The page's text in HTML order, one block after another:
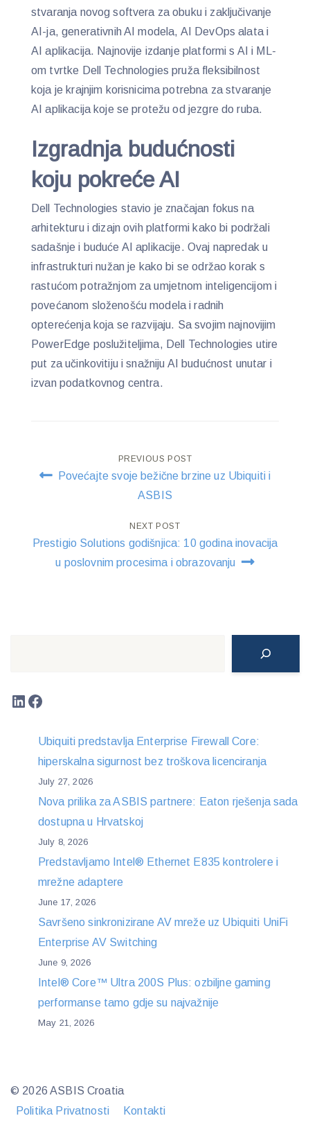
stvaranja novog softvera za obuku i zaključivanje
AI-ja, generativnih AI modela, AI DevOps alata i
AI aplikacija. Najnovije izdanje platformi s AI i ML-
om tvrtke Dell Technologies pruža fleksibilnost
koja je krajnjim korisnicima potrebna za stvaranje
AI aplikacija koje se protežu od jezgre do ruba.
Izgradnja budućnosti
koju pokreće AI
Dell Technologies stavio je značajan fokus na
arhitekturu i dizajn ovih platformi kako bi podržali
sadašnje i buduće AI aplikacije. Ovaj napredak u
infrastrukturi nužan je kako bi se održao korak s
rastućom potražnjom za umjetnom inteligencijom i
povećanom složenošću modela i radnih
opterećenja koja se razvijaju. Sa svojim najnovijim
PowerEdge poslužiteljima, Dell Technologies utire
put za učinkovitiju i snažniju AI budućnost unutar i
izvan podatkovnog centra.
Post
PREVIOUS POST
Povećajte svoje bežične brzine uz Ubiquiti i
ASBIS
NEXT POST
Prestigio Solutions godišnjica: 10 godina inovacija
u poslovnim procesima i obrazovanju
LinkedIn
Facebook
Ubiquiti predstavlja Enterprise Firewall Core:
hiperskalna sigurnost bez troškova licenciranja
July 27, 2026
Nova prilika za ASBIS partnere: Eaton rješenja sada
dostupna u Hrvatskoj
July 8, 2026
Predstavljamo Intel® Ethernet E835 kontrolere i
mrežne adaptere
June 17, 2026
Savršeno sinkronizirane AV mreže uz Ubiquiti UniFi
Enterprise AV Switching
June 9, 2026
Intel® Core™ Ultra 200S Plus: ozbiljne gaming
performanse tamo gdje su najvažnije
May 21, 2026
© 2026 ASBIS Croatia
Politika Privatnosti
Kontakti